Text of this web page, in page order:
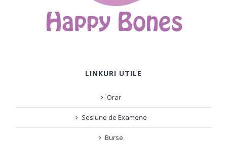
LINKURI UTILE
Orar
Sesiune de Examene
Burse